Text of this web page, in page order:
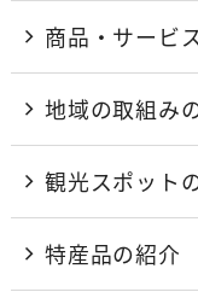
商品・サービ
地域の取組み
観光スポット
特産品の紹介